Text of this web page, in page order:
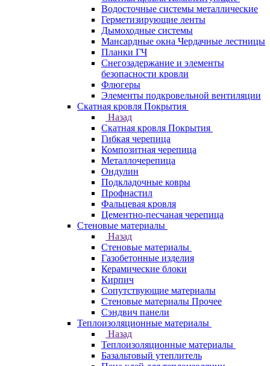
Водосточные системы металлические
Герметизирующие ленты
Дымоходные системы
Мансардные окна Чердачные лестницы
Планки ГЧ
Снегозадержание и элементы
безопасности кровли
Флюгеры
Элементы подкровельной вентиляции
Скатная кровля Покрытия
Назад
Скатная кровля Покрытия
Гибкая черепица
Композитная черепица
Металлочерепица
Ондулин
Подкладочные ковры
Профнастил
Фальцевая кровля
Цементно-песчаная черепица
Стеновые материалы
Назад
Стеновые материалы
Газобетонные изделия
Керамические блоки
Кирпич
Сопутствующие материалы
Стеновые материалы Прочее
Сэндвич панели
Теплоизоляционные материалы
Назад
Теплоизоляционные материалы
Базальтовый утеплитель